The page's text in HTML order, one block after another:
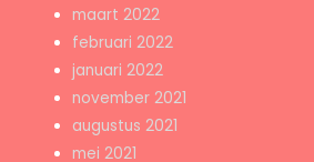
maart 2022
februari 2022
januari 2022
november 2021
augustus 2021
mei 2021